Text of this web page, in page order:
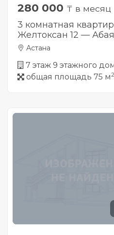
280 000 ₸ в месяц
3 комнатная
Желтоксан 12 — Абая
Астана
7 этаж 9 этажного
общая площадь 75 м2